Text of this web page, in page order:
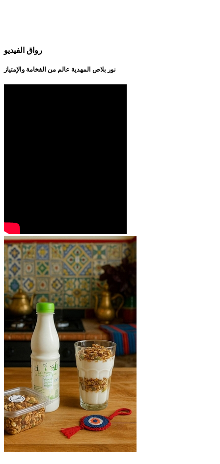
رواق الفيديو
نور بلاص المهدية عالم من الفخامة والإمتياز